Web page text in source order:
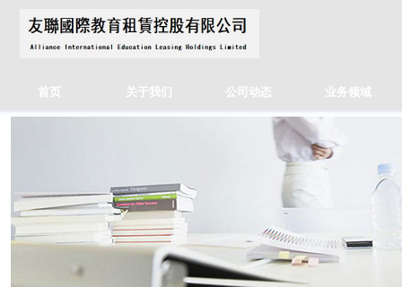
首页 关于我们 公司动态 业务领域